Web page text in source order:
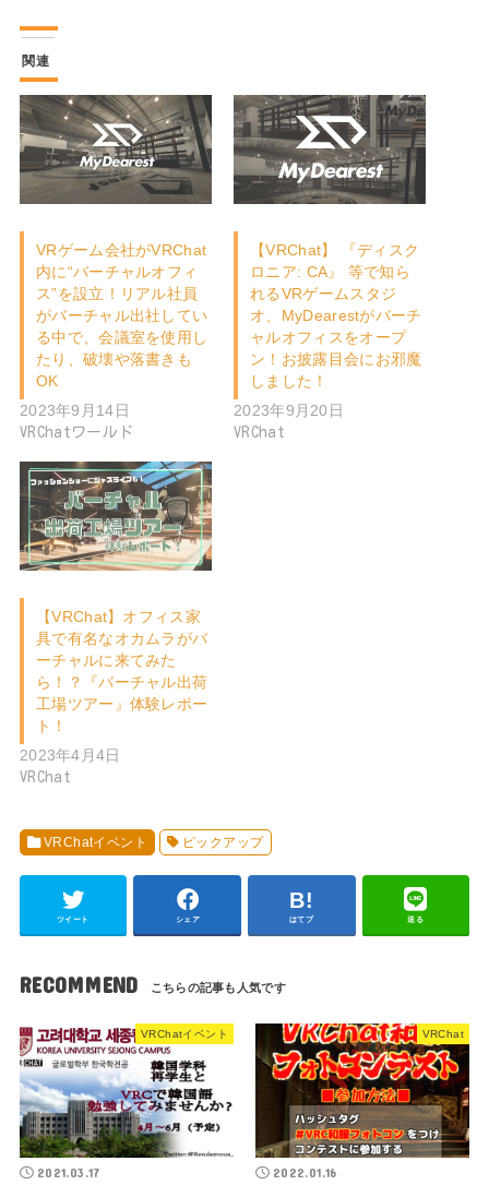
関連
VRゲーム会社がVRChat
内に“バーチャルオフィ
ス”を設立！リアル社員
がバーチャル出社してい
る中で、会議室を使用し
たり、破壊や落書きも
OK
2023年9月14日
VRChatワールド
【VRChat】 『ディスク
ロニア: CA』 等で知ら
れるVRゲームスタジ
オ、MyDearestがバーチ
ャルオフィスをオープ
ン！お披露目会にお邪魔
しました！
2023年9月20日
VRChat
【VRChat】オフィス家
具で有名なオカムラがバ
ーチャルに来てみた
ら！？『バーチャル出荷
工場ツアー』体験レポー
ト！
2023年4月4日
VRChat
VRChatイベント ピックアップ
ツイート シェア はてブ 送る
RECOMMEND
VRChatイベント
2021.03.17
VRChat
2022.01.16